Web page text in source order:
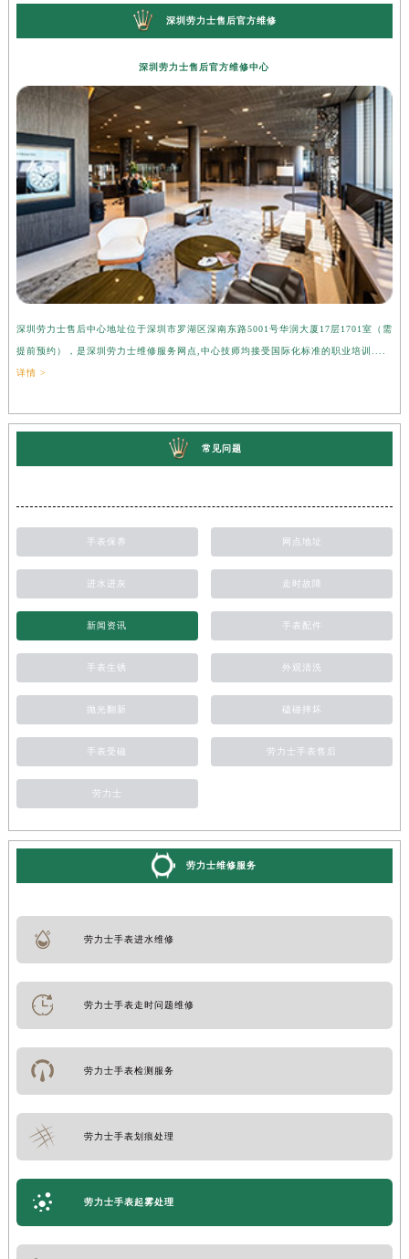
深圳劳力士售后官方维修
深圳劳力士售后官方维修中心
深圳劳力士售后中心地址位于深圳市罗湖区深南东路5001号华润大厦17层1701室（需
提前预约），是深圳劳力士维修服务网点,中心技师均接受国际化标准的职业培训....
详情 >
常见问题
手表保养 网点地址
进水进灰 走时故障
新闻资讯 手表配件
手表生锈 外观清洗
抛光翻新 磕碰摔坏
手表受磁 劳力士手表售后
劳力士
劳力士维修服务
劳力士手表进水维修
劳力士手表走时问题维修
劳力士手表检测服务
劳力士手表划痕处理
劳力士手表起雾处理